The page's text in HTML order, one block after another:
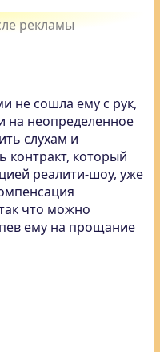
не сошла ему с рук,
на неопределенное
слухам и
контракт, который
реалити-шоу, уже
что можно
ему на прощание